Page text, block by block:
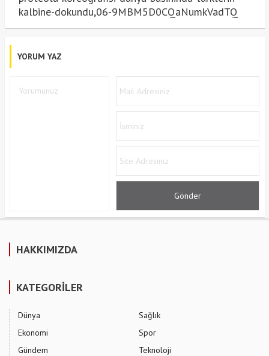
kalbine-dokundu,06-9MBM5D0CQaNumkVadTQ
YORUM YAZ
HAKKIMIZDA
KATEGORİLER
Dünya
Ekonomi
Gündem
Sağlık
Spor
Teknoloji